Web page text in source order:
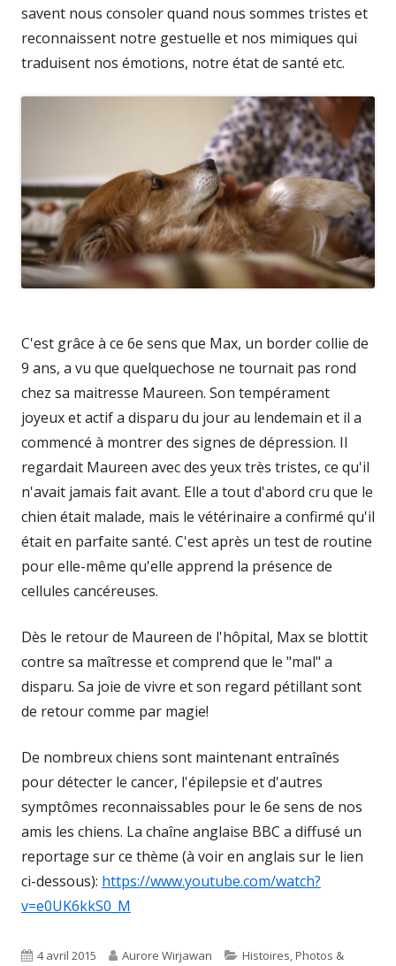
savent nous consoler quand nous sommes tristes et
reconnaissent notre gestuelle et nos mimiques qui
traduisent nos émotions, notre état de santé etc.
C'est grâce à ce 6e sens que Max, un border collie de
9 ans, a vu que quelquechose ne tournait pas rond
chez sa maitresse Maureen. Son tempérament
joyeux et actif a disparu du jour au lendemain et il a
commencé à montrer des signes de dépression. Il
regardait Maureen avec des yeux très tristes, ce qu'il
n'avait jamais fait avant. Elle a tout d'abord cru que le
chien était malade, mais le vétérinaire a confirmé qu'il
était en parfaite santé. C'est après un test de routine
pour elle-même qu'elle apprend la présence de
cellules cancéreuses.
Dès le retour de Maureen de l'hôpital, Max se blottit
contre sa maîtresse et comprend que le "mal" a
disparu. Sa joie de vivre et son regard pétillant sont
de retour comme par magie!
De nombreux chiens sont maintenant entraînés
pour détecter le cancer, l'épilepsie et d'autres
symptômes reconnaissables pour le 6e sens de nos
amis les chiens. La chaîne anglaise BBC a diffusé un
reportage sur ce thème (à voir en anglais sur le lien
ci-dessous): https://www.youtube.com/watch?
v=e0UK6kkS0_M
Published
4 avril 2015 Author
Aurore Wirjawan Categories
Histoires, Photos &